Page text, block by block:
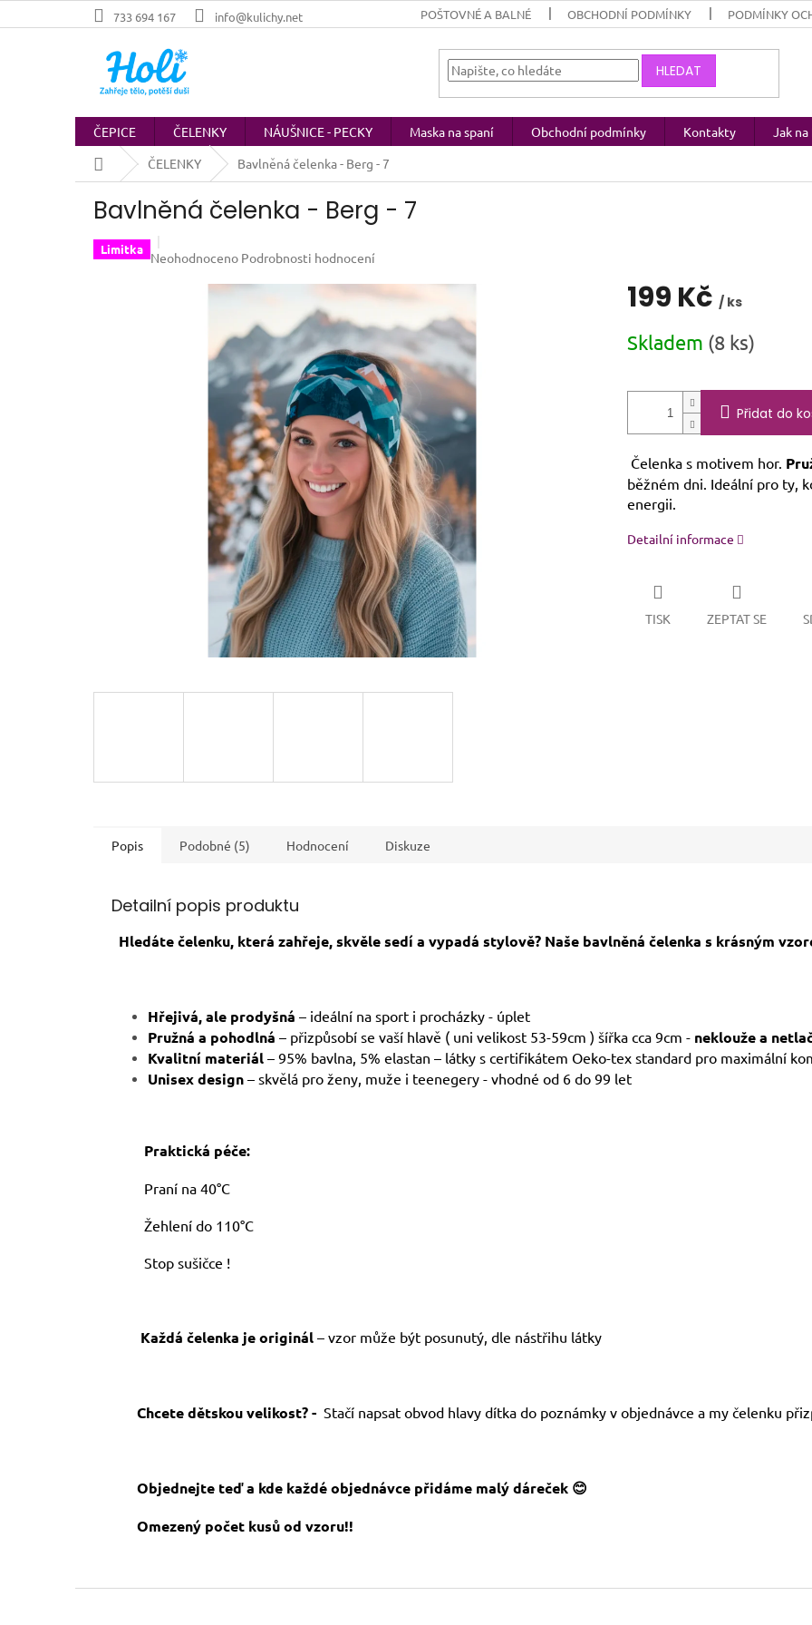
na
733 694 167 info@kulichy.net POŠTOVNÉ A BALNÉ OBCHODNÍ PODMÍNKY PODMÍNKY
HLEDAT
ČEPICE ČELENKY NÁUŠNICE - PECKY Maska na spaní Obchodní podmínky Kontakty Jak na
Domů
ČELENKY Bavlněná čelenka - Berg - 7
Bavlněná čelenka - Berg - 7
Limitka Průměrné
hvězdiček.
Neohodnoceno Podrobnosti hodnocení
199 Kč / ks
cena:
Skladem (8 ks)
Přidat do
Čelenka s motivem hor.
běžném dni. Ideální pro ty,
energii.
Detailní informace
TISK ZEPTAT SE
Popis Podobné (5) Hodnocení Diskuze
Detailní popis produktu
Hledáte čelenku, která zahřeje, skvěle sedí a vypadá stylově? Naše bavlněná čelenka s krásným
Hřejivá, ale prodyšná – ideální na sport i procházky - úplet
Pružná a pohodlná – přizpůsobí se vaší hlavě ( uni velikost 53-59cm ) šířka cca 9cm - neklouže a
Kvalitní materiál – 95% bavlna, 5% elastan – látky s certifikátem Oeko-tex standard pro maximální
Unisex design – skvělá pro ženy, muže i teenegery - vhodné od 6 do 99 let
Praktická péče:
Praní na 40°C
Žehlení do 110°C
Stop sušičce !
Každá čelenka je originál – vzor může být posunutý, dle nástřihu látky
Chcete dětskou velikost? - Stačí napsat obvod hlavy dítka do poznámky v objednávce a my čelenku
Objednejte teď a kde každé objednávce přidáme malý dáreček 😊
Omezený počet kusů od vzoru!!